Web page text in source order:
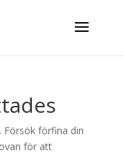
Försök förfina din
för att